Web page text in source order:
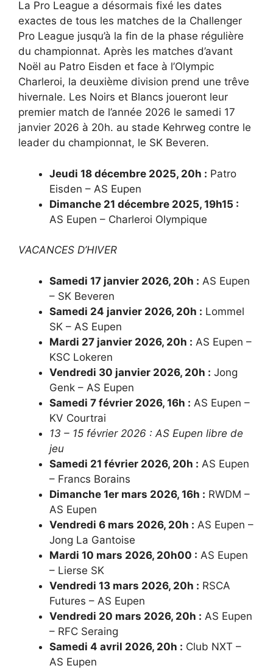
La Pro League a désormais fixé les dates
exactes de tous les matches de la Challenger
Pro League jusqu’à la fin de la phase régulière
du championnat. Après les matches d’avant
Noël au Patro Eisden et face à l’Olympic
Charleroi, la deuxième division prend une trêve
hivernale. Les Noirs et Blancs joueront leur
premier match de l’année 2026 le samedi 17
janvier 2026 à 20h. au stade Kehrweg contre le
leader du championnat, le SK Beveren.
Jeudi 18 décembre 2025, 20h : Patro
Eisden – AS Eupen
Dimanche 21 décembre 2025, 19h15 :
AS Eupen – Charleroi Olympique
VACANCES D’HIVER
Samedi 17 janvier 2026, 20h : AS Eupen
– SK Beveren
Samedi 24 janvier 2026, 20h : Lommel
SK – AS Eupen
Mardi 27 janvier 2026, 20h : AS Eupen –
KSC Lokeren
Vendredi 30 janvier 2026, 20h : Jong
Genk – AS Eupen
Samedi 7 février 2026, 16h : AS Eupen –
KV Courtrai
13 – 15 février 2026 : AS Eupen libre de
jeu
Samedi 21 février 2026, 20h : AS Eupen
– Francs Borains
Dimanche 1er mars 2026, 16h : RWDM –
AS Eupen
Vendredi 6 mars 2026, 20h : AS Eupen –
Jong La Gantoise
Mardi 10 mars 2026, 20h00 : AS Eupen
– Lierse SK
Vendredi 13 mars 2026, 20h : RSCA
Futures – AS Eupen
Vendredi 20 mars 2026, 20h : AS Eupen
– RFC Seraing
Samedi 4 avril 2026, 20h : Club NXT –
AS Eupen